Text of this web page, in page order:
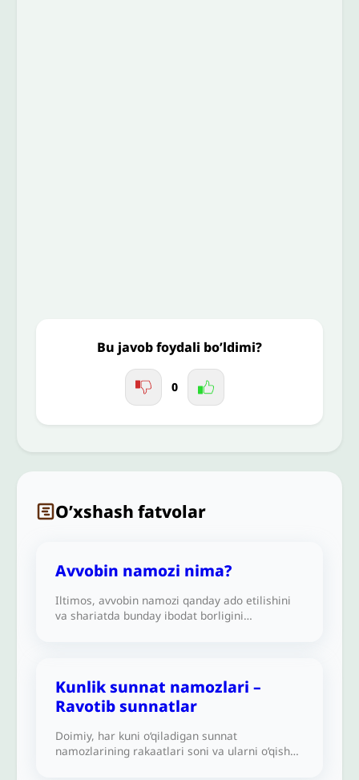
Bu javob foydali bo’ldimi?
0
O’xshash fatvolar
Avvobin namozi nima?
Iltimos, avvobin namozi qanday ado etilishini
va shariatda bunday ibodat borligini
Kunlik sunnat namozlari –
Ravotib sunnatlar
Doimiy, har kuni o‘qiladigan sunnat
namozlarining rakaatlari soni va ularni o‘qish